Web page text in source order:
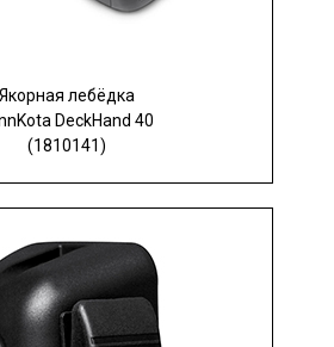
Якорная лебёдка
DeckHand 40
(1810141)